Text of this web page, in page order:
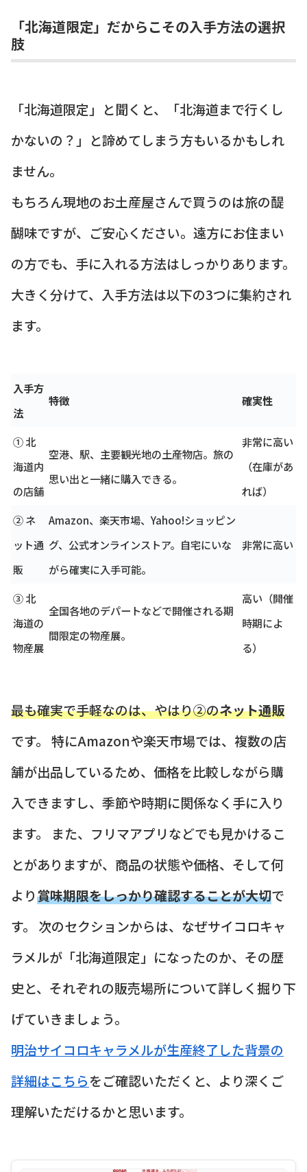
「北海道限定」だからこその入手方法の選択
肢
「北海道限定」と聞くと、「北海道まで行くし
かないの？」と諦めてしまう方もいるかもしれ
ません。
もちろん現地のお土産屋さんで買うのは旅の醍
醐味ですが、ご安心ください。遠方にお住まい
の方でも、手に入れる方法はしっかりあります。
大きく分けて、入手方法は以下の3つに集約され
ます。
入手方
法
特徴 確実性
① 北
海道内
の店舗
空港、駅、主要観光地の土産物店。旅の
思い出と一緒に購入できる。
非常に高い
（在庫があ
れば）
② ネ
ット通
販
Amazon、楽天市場、Yahoo!ショッピン
グ、公式オンラインストア。自宅にいな
がら確実に入手可能。
非常に高い
③ 北
海道の
物産展
全国各地のデパートなどで開催される期
間限定の物産展。
高い（開催
時期によ
る）
最も確実で手軽なのは、やはり②のネット通販
です。 特にAmazonや楽天市場では、複数の店
舗が出品しているため、価格を比較しながら購
入できますし、季節や時期に関係なく手に入り
ます。 また、フリマアプリなどでも見かけるこ
とがありますが、商品の状態や価格、そして何
より賞味期限をしっかり確認することが大切で
す。 次のセクションからは、なぜサイコロキャ
ラメルが「北海道限定」になったのか、その歴
史と、それぞれの販売場所について詳しく掘り下
げていきましょう。
明治サイコロキャラメルが生産終了した背景の
詳細はこちらをご確認いただくと、より深くご
理解いただけるかと思います。